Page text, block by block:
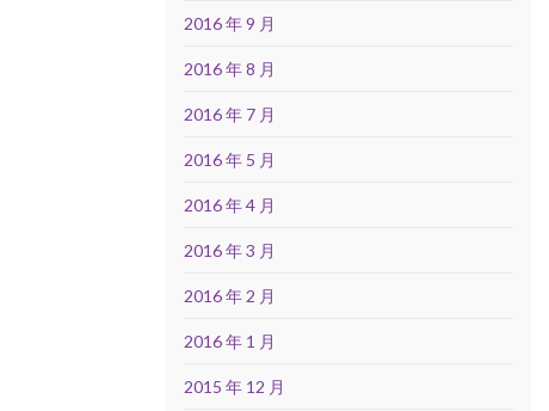
2016 年 9 月
2016 年 8 月
2016 年 7 月
2016 年 5 月
2016 年 4 月
2016 年 3 月
2016 年 2 月
2016 年 1 月
2015 年 12 月